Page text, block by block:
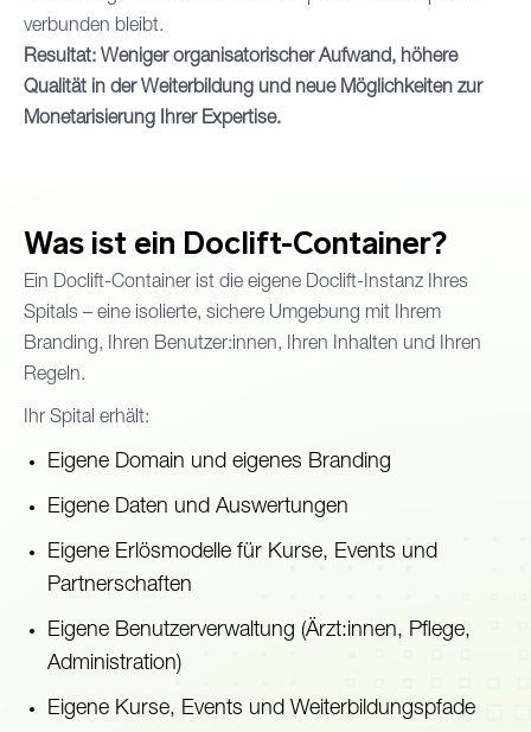
verbunden bleibt.
Resultat: Weniger organisatorischer Aufwand, höhere
Qualität in der Weiterbildung und neue Möglichkeiten zur
Monetarisierung Ihrer Expertise.
Was ist ein Doclift-Container?
Ein Doclift-Container ist die eigene Doclift-Instanz Ihres
Spitals – eine isolierte, sichere Umgebung mit Ihrem
Branding, Ihren Benutzer:innen, Ihren Inhalten und Ihren
Regeln.
Ihr Spital erhält:
Eigene Domain und eigenes Branding
Eigene Daten und Auswertungen
Eigene Erlösmodelle für Kurse, Events und
Partnerschaften
Eigene Benutzerverwaltung (Ärzt:innen, Pflege,
Administration)
Eigene Kurse, Events und Weiterbildungspfade